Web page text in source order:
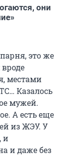
они
это же
местами
Казалось
мужей.
А есть еще
из ЖЭУ. У
и
и даже без